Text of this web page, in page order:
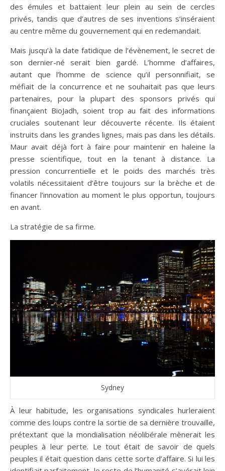
des émules et battaient leur plein au sein de cercles
privés, tandis que d’autres de ses inventions s’inséraient
au centre même du gouvernement qui en redemandait.
Mais jusqu’à la date fatidique de l’évènement, le secret de
son dernier-né serait bien gardé. L’homme d’affaires,
autant que l’homme de science qu’il personnifiait, se
méfiait de la concurrence et ne souhaitait pas que leurs
parte­naires, pour la plupart des sponsors privés qui
finançaient BioJadh, soient trop au fait des informations
cruciales sou­tenant leur découverte récente. Ils étaient
instruits dans les grandes lignes, mais pas dans les détails.
Maur avait déjà fort à faire pour maintenir en haleine la
presse scientifique, tout en la tenant à distance. La
pression concurrentielle et le poids des marchés très
volatils nécessitaient d’être tou­jours sur la brèche et de
financer l’innovation au moment le plus opportun, toujours
en avant.
La stratégie de sa firme.
Sydney
À leur habitude, les organisations syndicales hurleraient
comme des loups contre la sortie de sa dernière trouvaille,
prétextant que la mondialisation néolibérale mènerait les
peuples à leur perte. Le tout était de savoir de quels
peuples il était question dans cette sorte d’affaire. Si lui les